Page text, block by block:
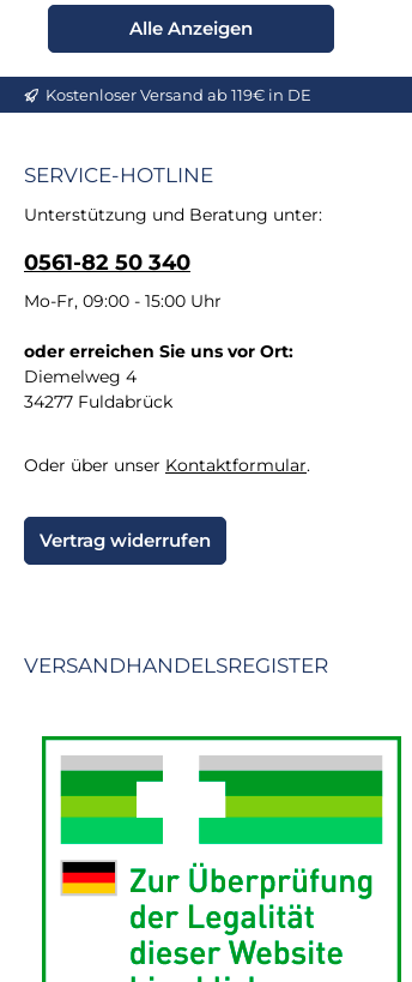
Alle Anzeigen
Kostenloser Versand ab 119€ in DE
SERVICE-HOTLINE
Unterstützung und Beratung unter:
0561-82 50 340
Mo-Fr, 09:00 - 15:00 Uhr
oder erreichen Sie uns vor Ort:
Diemelweg 4
34277 Fuldabrück
Oder über unser Kontaktformular.
Vertrag widerrufen
VERSANDHANDELSREGISTER